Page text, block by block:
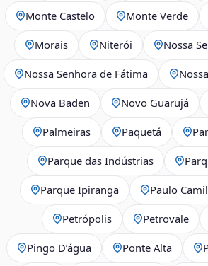
Monte Castelo Monte Verde
Morais Niterói Nossa
Nossa Senhora de Fátima
Nova Baden Novo Guarujá
Palmeiras Paquetá
Parque das Indústrias
Parque Ipiranga Paulo
Petrópolis Petrovale
Pingo D’água Ponte Alta